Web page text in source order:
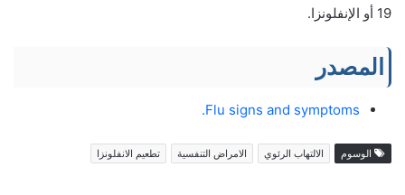
19 أو الإنفلونزا.
المصدر
Flu signs and symptoms.
الوسوم الالتهاب الرئوي الامراض التنفسية تطعيم الانفلونزا